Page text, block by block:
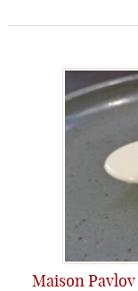
Maison